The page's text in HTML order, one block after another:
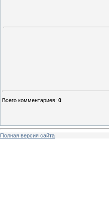
Всего комментариев: 0
Полная версия сайта